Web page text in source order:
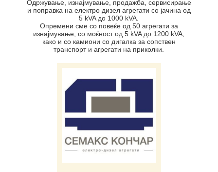
Oдржување, изнајмување, продажба, сервисирање
и поправка на електро дизел агрегати со јачина од
5 kVA до 1000 kVA.
Опремени сме со повеќе од 50 агрегати за
изнајмување, со моќност од 5 kVA до 1200 kVA,
како и со камиони со дигалка за сопствен
транспорт и агрегати на приколки.